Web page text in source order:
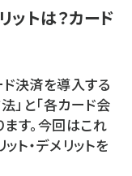
ットは？カード
ド決済を導入する
」と「各カード会
す。今回はこれ
ト・デメリットを